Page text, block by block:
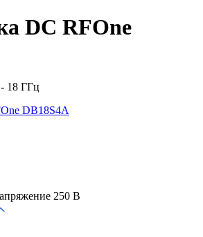
DC RFOne
18 ГГц
250 В